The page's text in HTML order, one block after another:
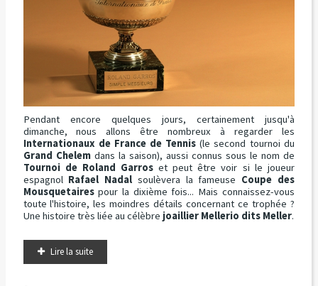
Pendant encore quelques jours, certainement jusqu'à
dimanche, nous allons être nombreux à regarder les
Internationaux de France de Tennis (le second tournoi du
Grand Chelemdans la saison), aussi connus sous le nom de
Tournoi de Roland Garroset peut être voir si le joueur
espagnol Rafael Nadal soulèvera la fameuse Coupe des
Mousquetairespour la dixième fois... Mais connaissez-vous
toute l'histoire, les moindres détails concernant ce trophée ?
Une histoire très liée au célèbre joaillier Mellerio dits Meller.
Lire la suite